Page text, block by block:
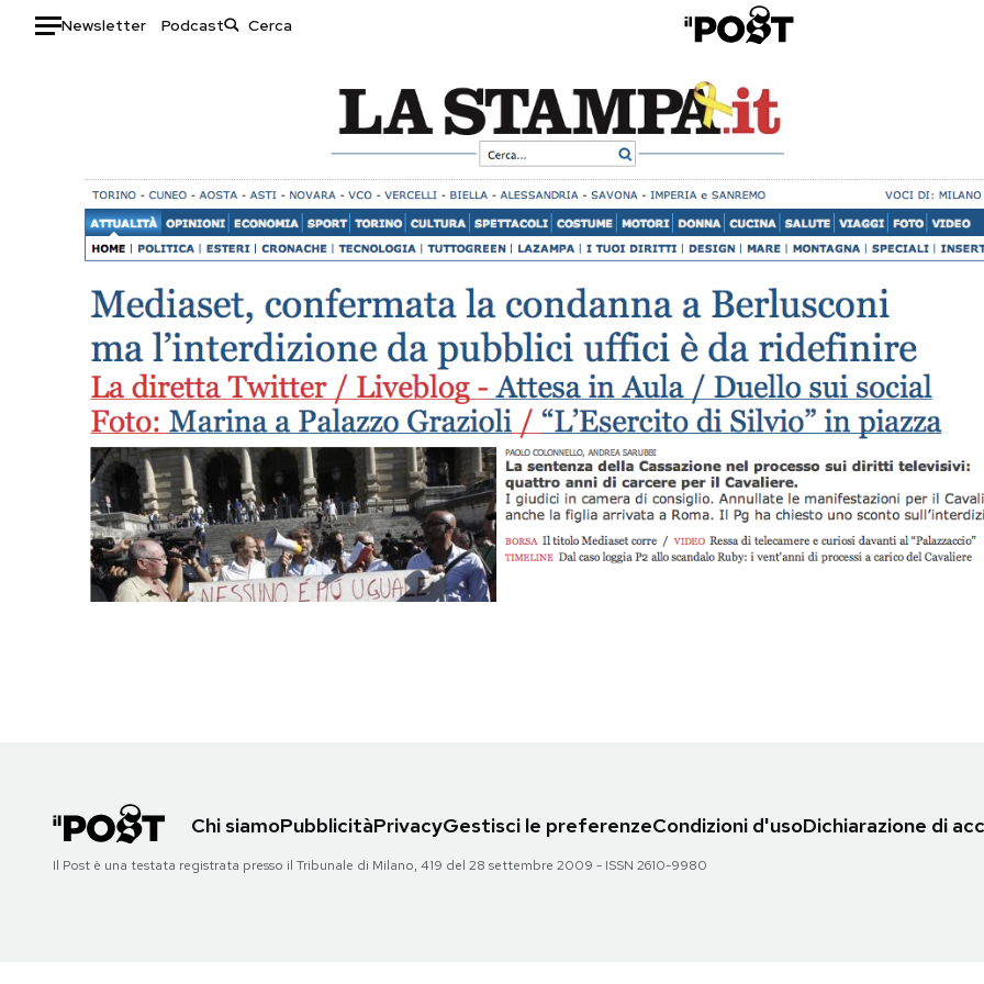
Newsletter Podcast
Italia
Mondo
Politica
Internet
Scienza
Cultura
Economia
Sport
Moda
Libri
Consumismi
Ok Boomer!
Media
Europa
Altrecose
Mondiali calcio 2026
PODCAST
NEWSLETTER
CALENDARIO Chi siamoPubblicitàPrivacyGestisci le preferenzeCondizioni d'usoDichiarazione di
Il Post è una testata registrata presso il Tribunale di Milano, 419 del 28 settembre 2009 - ISSN 2610-9980